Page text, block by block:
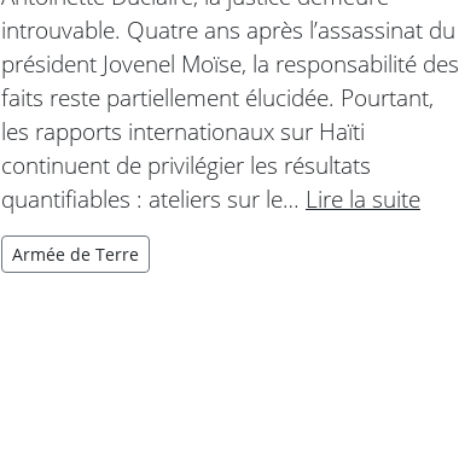
introuvable. Quatre ans après l’assassinat du
président Jovenel Moïse, la responsabilité des
faits reste partiellement élucidée. Pourtant,
les rapports internationaux sur Haïti
continuent de privilégier les résultats
quantifiables : ateliers sur le… Lire la suite
Armée de Terre